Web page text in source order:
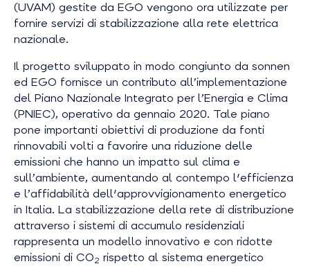
(UVAM) gestite da EGO vengono ora utilizzate per
fornire servizi di stabilizzazione alla rete elettrica
nazionale.
Il progetto sviluppato in modo congiunto da sonnen
ed EGO fornisce un contributo all’implementazione
del Piano Nazionale Integrato per l’Energia e Clima
(PNIEC), operativo da gennaio 2020. Tale piano
pone importanti obiettivi di produzione da fonti
rinnovabili volti a favorire una riduzione delle
emissioni che hanno un impatto sul clima e
sull’ambiente, aumentando al contempo l'efficienza
e l’affidabilità dell'approvvigionamento energetico
in Italia. La stabilizzazione della rete di distribuzione
attraverso i sistemi di accumulo residenziali
rappresenta un modello innovativo e con ridotte
emissioni di CO2 rispetto al sistema energetico